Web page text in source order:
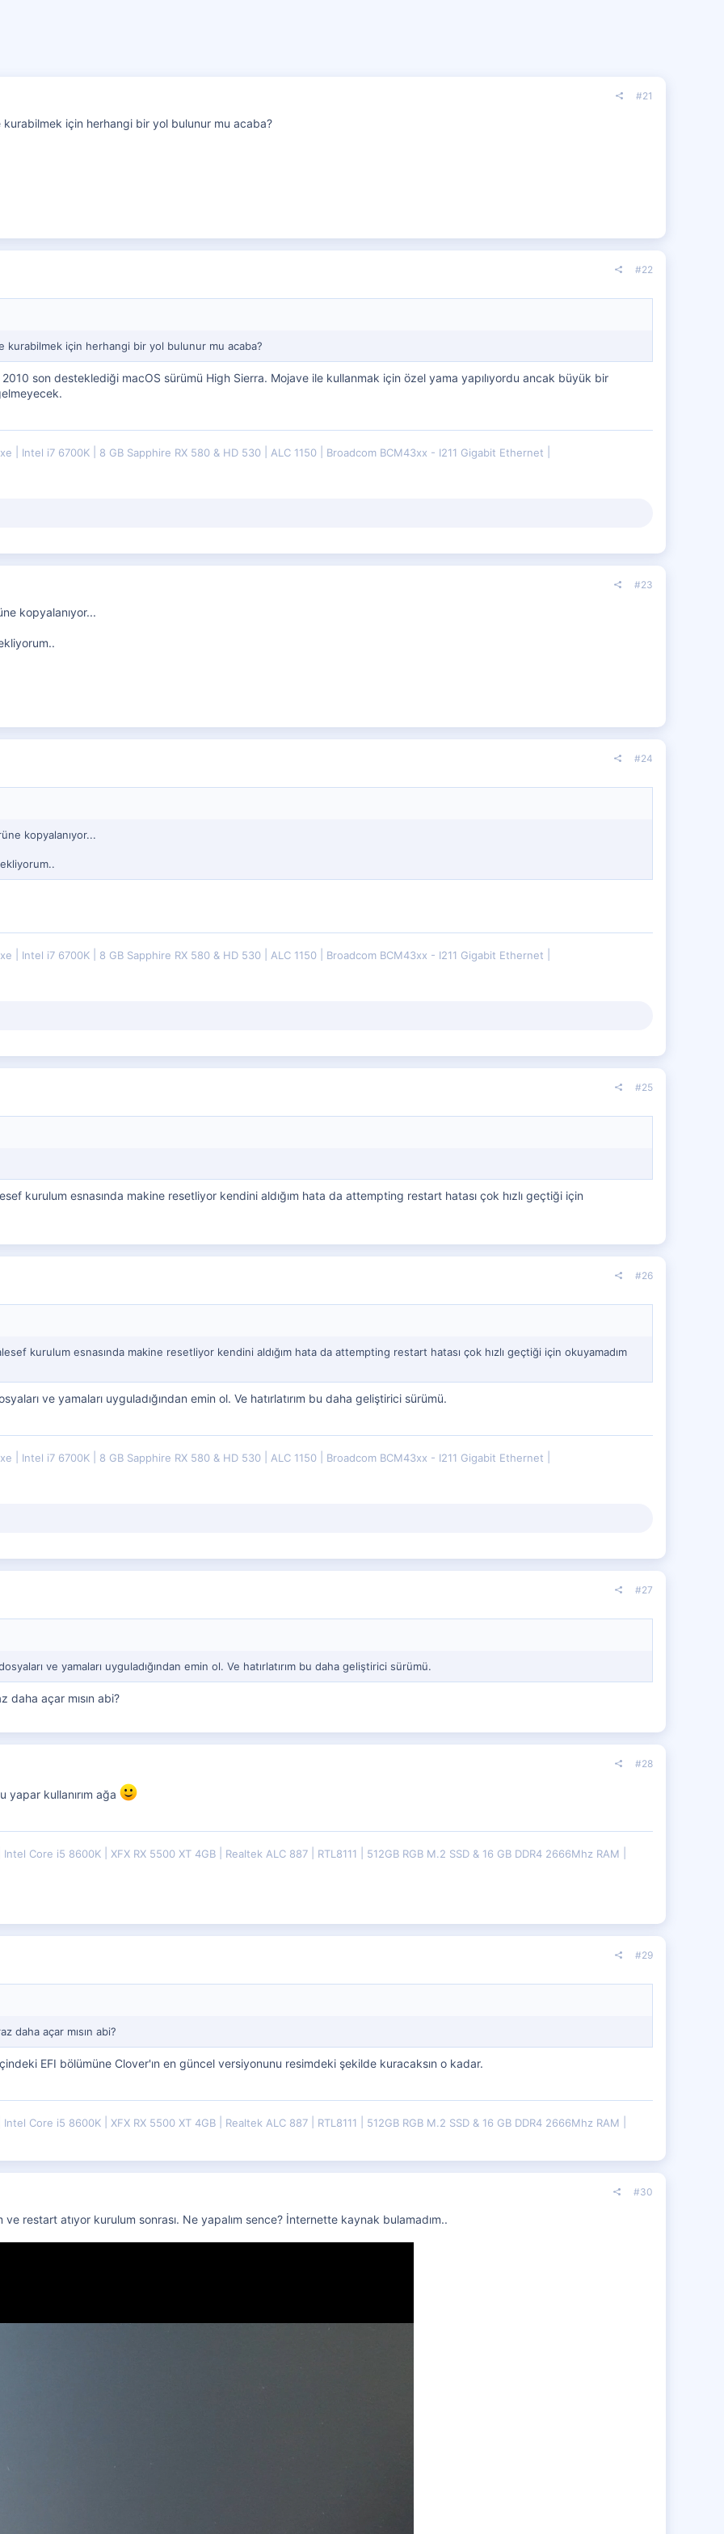
#21
için herhangi bir yol bulunur mu acaba?
#22
kurabilmek için herhangi bir yol bulunur mu acaba?
son desteklediği macOS sürümü High Sierra. Mojave ile kullanmak için özel yama yapılıyordu ancak büyük bir
Intel i7 6700K 8 GB Sapphire RX 580 & HD 530 ALC 1150
Broadcom BCM43xx - I211 Gigabit Ethernet
#23
kopyalanıyor...
#24
kopyalanıyor...
Intel i7 6700K 8 GB Sapphire RX 580 & HD 530 ALC 1150
Broadcom BCM43xx - I211 Gigabit Ethernet
#25
kurulum esnasında makine resetliyor kendini aldığım hata da attempting restart hatası çok hızlı geçtiği için
#26
kurulum esnasında makine resetliyor kendini aldığım hata da attempting restart hatası çok hızlı geçtiği için okuyamadım
ve yamaları uyguladığından emin ol. Ve hatırlatırım bu daha geliştirici sürümü.
Intel i7 6700K 8 GB Sapphire RX 580 & HD 530 ALC 1150
Broadcom BCM43xx - I211 Gigabit Ethernet
#27
ve yamaları uyguladığından emin ol. Ve hatırlatırım bu daha geliştirici sürümü.
daha açar mısın abi?
#28
yapar kullanırım ağa
Intel Core i5 8600K XFX RX 5500 XT 4GB Realtek ALC 887 RTL8111 512GB RGB M.2 SSD & 16 GB DDR4 2666Mhz RAM
#29
daha açar mısın abi?
EFI bölümüne Clover'ın en güncel versiyonunu resimdeki şekilde kuracaksın o kadar.
Intel Core i5 8600K XFX RX 5500 XT 4GB Realtek ALC 887 RTL8111 512GB RGB M.2 SSD & 16 GB DDR4 2666Mhz RAM
#30
ve restart atıyor kurulum sonrası. Ne yapalım sence? İnternette kaynak bulamadım..